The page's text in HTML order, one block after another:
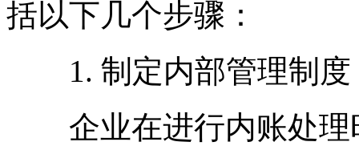
括以下几个步骤：
1. 制定内部管理制度
企业在进行内账处理